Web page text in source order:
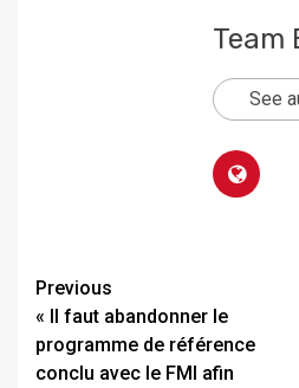
Team
See
Previous
« Il faut abandonner le
programme de référence
conclu avec le FMI afin